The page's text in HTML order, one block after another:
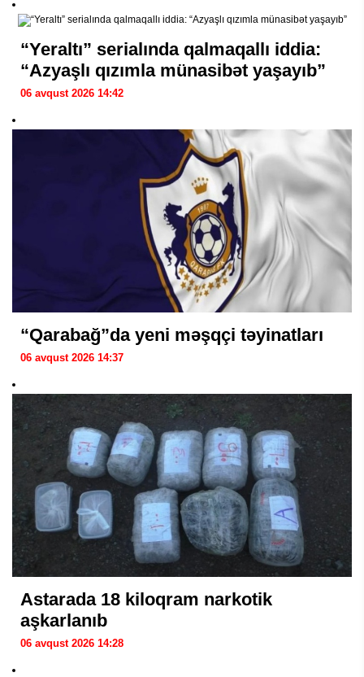
“Yeraltı” serialında qalmaqallı iddia:
“Azyaşlı qızımla münasibət yaşayıb”
06 avqust 2026 14:42
“Qarabağ”da yeni məşqçi təyinatları
06 avqust 2026 14:37
Astarada 18 kiloqram narkotik
aşkarlanıb
06 avqust 2026 14:28